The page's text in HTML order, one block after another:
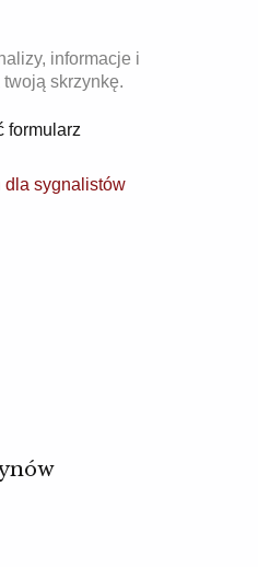
informacje i
skrzynkę.
formularz
dla sygnalistów